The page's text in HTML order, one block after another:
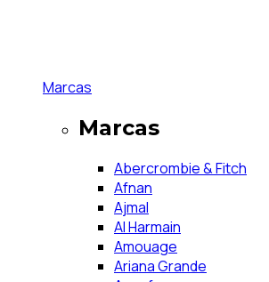
Marcas
Marcas
Abercrombie & Fitch
Afnan
Ajmal
Al Harmain
Amouage
Ariana Grande